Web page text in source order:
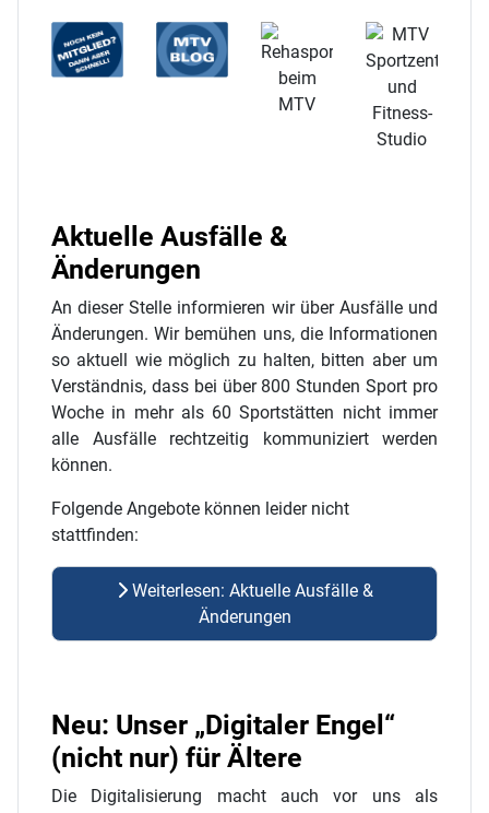
Aktuelle Ausfälle &
Änderungen
An dieser Stelle informieren wir über Ausfälle und
Änderungen. Wir bemühen uns, die Informationen
so aktuell wie möglich zu halten, bitten aber um
Verständnis, dass bei über 800 Stunden Sport pro
Woche in mehr als 60 Sportstätten nicht immer
alle Ausfälle rechtzeitig kommuniziert werden
können.
Folgende Angebote können leider nicht
stattfinden:
Weiterlesen: Aktuelle Ausfälle &
Änderungen
Neu: Unser „Digitaler Engel“
(nicht nur) für Ältere
Die Digitalisierung macht auch vor uns als